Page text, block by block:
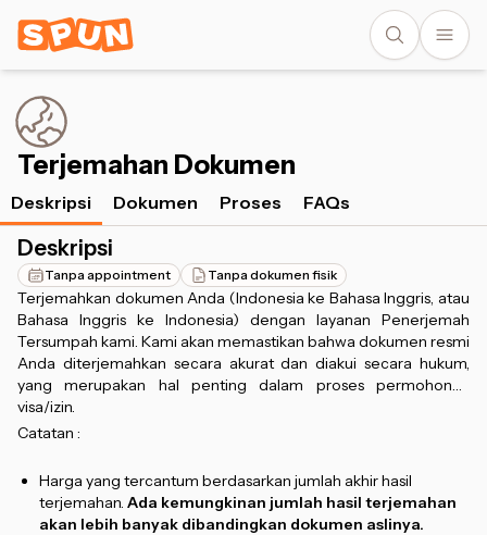
Terjemahan Dokumen
Deskripsi Dokumen Proses FAQs
Deskripsi
Tanpa appointment Tanpa dokumen fisik
Terjemahkan dokumen Anda (Indonesia ke Bahasa Inggris, atau
Bahasa Inggris ke Indonesia) dengan layanan Penerjemah
Tersumpah kami. Kami akan memastikan bahwa dokumen resmi
Anda diterjemahkan secara akurat dan diakui secara hukum,
yang merupakan hal penting dalam proses permohonan
visa/izin.
Catatan :
Harga yang tercantum berdasarkan jumlah akhir hasil
terjemahan. Ada kemungkinan jumlah hasil terjemahan
akan lebih banyak dibandingkan dokumen aslinya.